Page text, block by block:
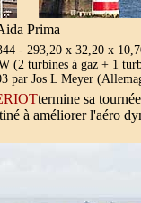
Prima
- 293,20 x 32,20 x
(2 turbines à gaz + 1
par Jos L Meyer
termine sa
à améliorer l'aéro